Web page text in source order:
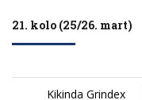
21. kolo (25/26. mart)
Kikinda Grindex